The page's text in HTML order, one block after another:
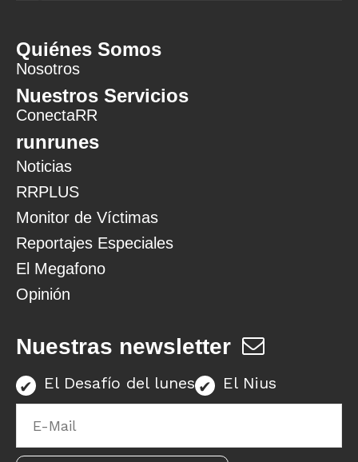
Quiénes Somos
Nosotros
Nuestros Servicios
ConectaRR
runrunes
Noticias
RRPLUS
Monitor de Víctimas
Reportajes Especiales
El Megafono
Opinión
Nuestras newsletter
El Desafío del lunes El Nius